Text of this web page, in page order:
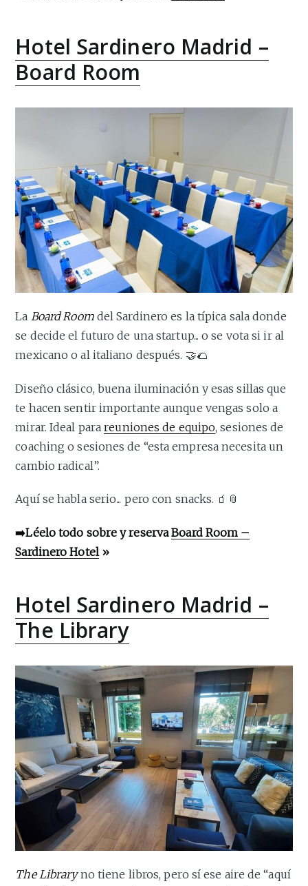
Hotel Sardinero Madrid –
Board Room
La Board Roomdel Sardinero es la típica sala donde
se decide el futuro de una startup... o se vota si ir al
mexicano o al italiano después. 🤝🌮
Diseño clásico, buena iluminación y esas sillas que
te hacen sentir importante aunque vengas solo a
mirar. Ideal parareuniones de equipo, sesiones de
coaching o sesiones de “esta empresa necesita un
cambio radical”.
Aquí se habla serio... pero con snacks. 🧃📎
➡️Léelo todo sobre y reservaBoard Room –
Sardinero Hotel»
Hotel Sardinero Madrid –
The Library
The Libraryno tiene libros, pero sí ese aire de “aquí